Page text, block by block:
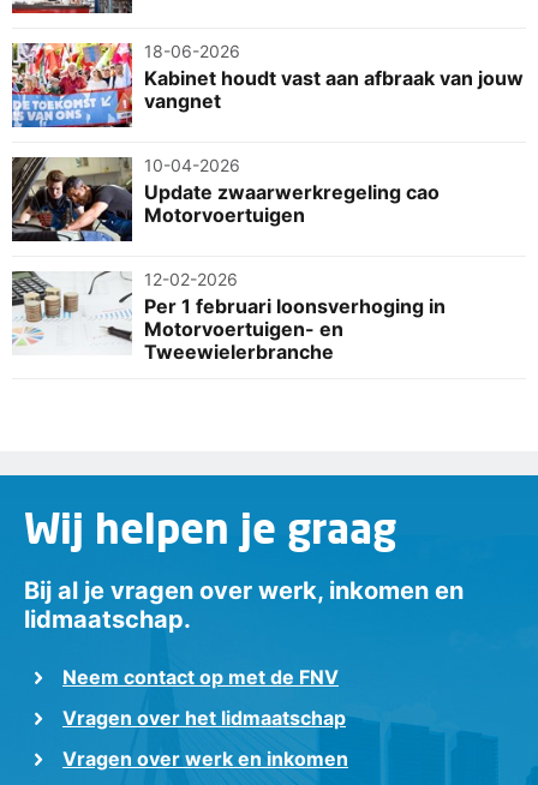
18-06-2026
Kabinet houdt vast aan afbraak van jouw
vangnet
10-04-2026
Update zwaarwerkregeling cao
Motorvoertuigen
12-02-2026
Per 1 februari loonsverhoging in
Motorvoertuigen- en
Tweewielerbranche
Wij helpen je graag
Bij al je vragen over werk, inkomen en
lidmaatschap.
Neem contact op met de FNV
Vragen over het lidmaatschap
Vragen over werk en inkomen